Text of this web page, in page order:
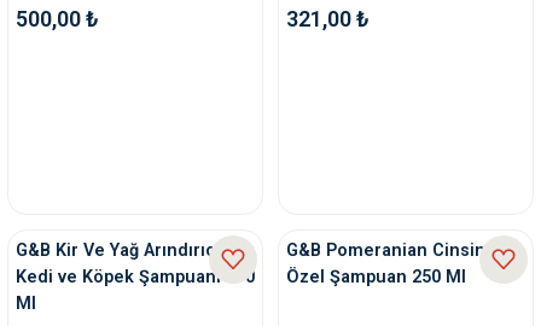
500,00 ₺ 321,00 ₺
G&B Kir Ve Yağ Arındırıcı
Kedi ve Köpek Şampuanı 370
Ml
G&B Pomeranian Cinsine
Özel Şampuan 250 Ml